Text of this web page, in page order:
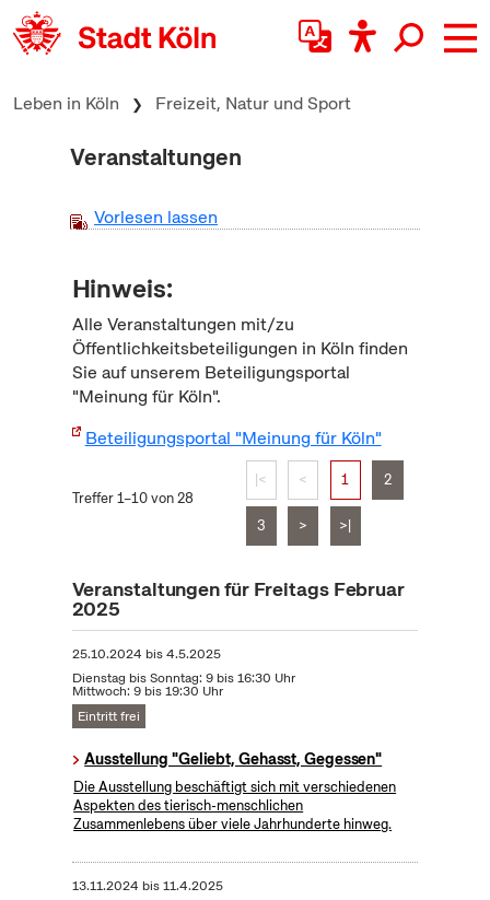
zum Inhalt springen
Leben in Köln Freizeit, Natur und Sport
Veranstaltungen
Vorlesen lassen
Hinweis:
Alle Veranstaltungen mit/zu
Öffentlichkeitsbeteiligungen in Köln finden
Sie auf unserem Beteiligungsportal
"Meinung für Köln".
Beteiligungsportal "Meinung für Köln"
Treffer 1–10 von 28
|< < 1 2
3 > >|
Veranstaltungen für Freitags Februar
2025
25.10.2024 bis4.5.2025
Dienstag bis Sonntag: 9 bis 16:30 Uhr
Mittwoch: 9 bis 19:30 Uhr
Eintritt frei
Ausstellung "Geliebt, Gehasst, Gegessen"
Die Ausstellung beschäftigt sich mit verschiedenen
Aspekten des tierisch-menschlichen
Zusammenlebens über viele Jahrhunderte hinweg.
13.11.2024 bis11.4.2025